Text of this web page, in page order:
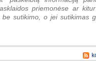
priemonėse ar
sutikimo, o jei sutikimas